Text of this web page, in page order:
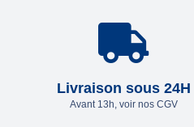
Livraison sous 24H
Avant 13h, voir nos CGV